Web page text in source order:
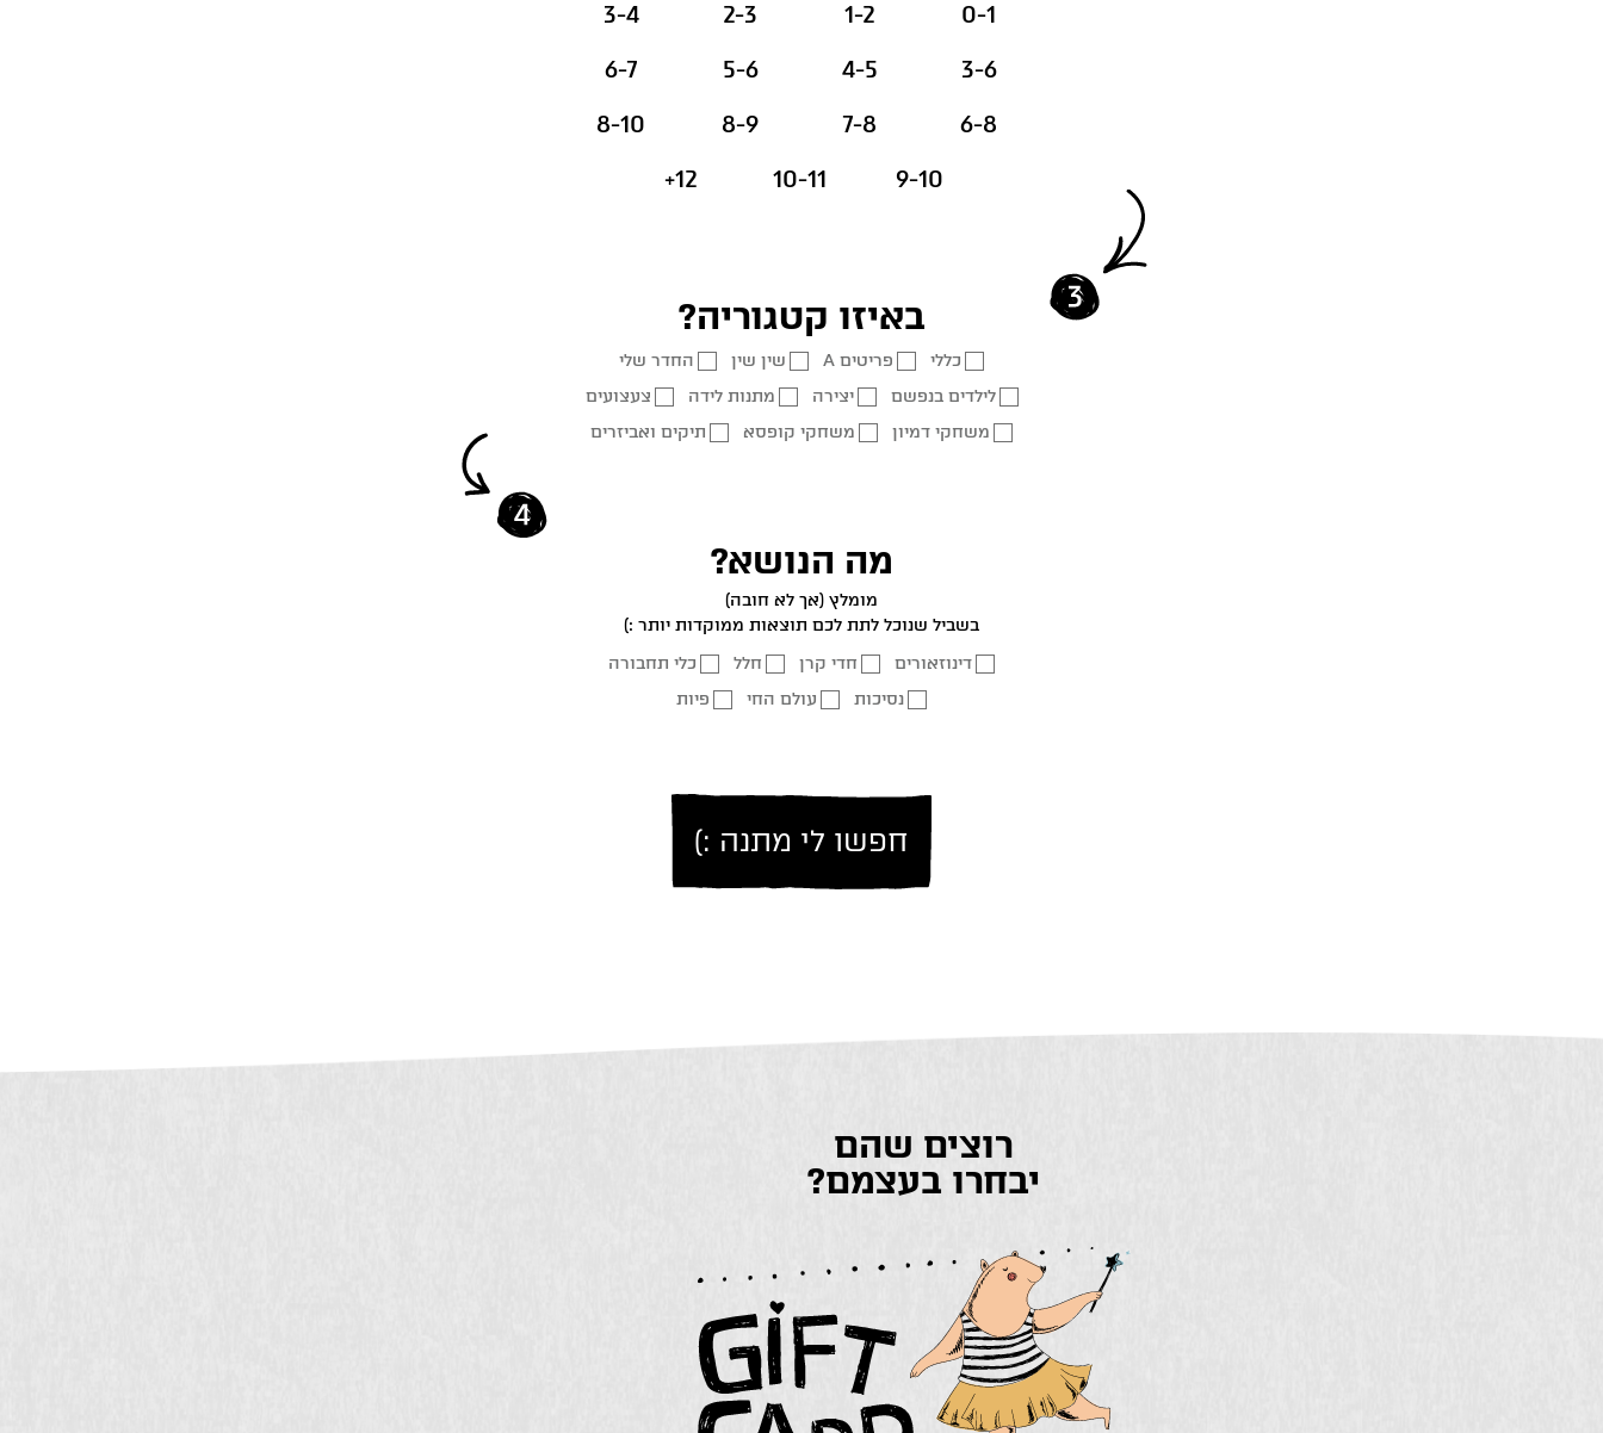
0-1
1-2
2-3
3-4
3-6
4-5
5-6
6-7
6-8
7-8
8-9
8-10
9-10
10-11
12+
באיזו קטגוריה?
כללי פריטים A שין שין
החדר שלי
לילדים בנפשם
יצירה מתנות לידה
צעצועים
משחקי דמיון
משחקי קופסא תיקים ואביזרים
מה הנושא?
מומלץ (אך לא חובה)
בשביל שנוכל לתת לכם תוצאות ממוקדות יותר :)
דינוזאורים
חדי קרן חלל
כלי תחבורה
נסיכות
עולם החי פיות
חפשו לי מתנה :)
רוצים שהם
יבחרו בעצמם?